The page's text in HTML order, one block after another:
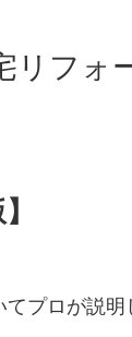
リフォ
プロが説明